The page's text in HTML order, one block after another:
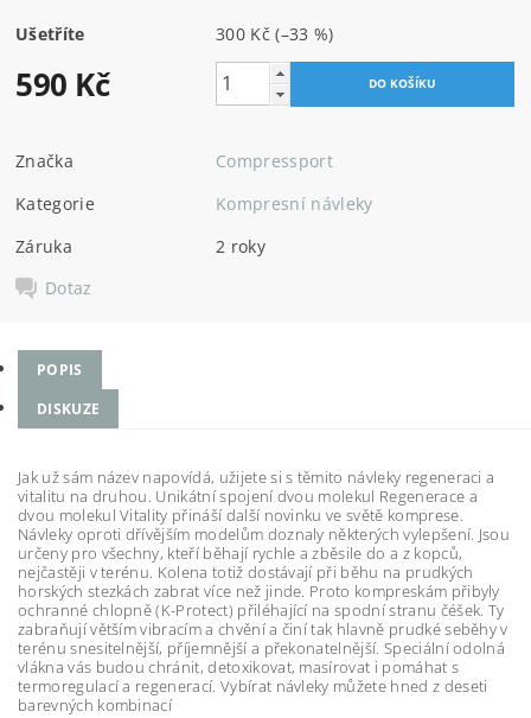
Ušetříte 300 Kč(–33 %)
590 Kč
Značka
Compressport
Kategorie
Kompresní návleky
Záruka
2 roky
Dotaz
POPIS
DISKUZE
Jak už sám název napovídá, užijete si s těmito návleky regeneraci a
vitalitu na druhou. Unikátní spojení dvou molekul Regenerace a
dvou molekul Vitality přináší další novinku ve světě komprese.
Návleky oproti dřívějším modelům doznaly některých vylepšení. Jsou
určeny pro všechny, kteří běhají rychle a zběsile do a z kopců,
nejčastěji v terénu. Kolena totiž dostávají při běhu na prudkých
horských stezkách zabrat více než jinde. Proto kompreskám přibyly
ochranné chlopně (K-Protect) přiléhající na spodní stranu čéšek. Ty
zabraňují větším vibracím a chvění a činí tak hlavně prudké seběhy v
terénu snesitelnější, příjemnější a překonatelnější. Speciální odolná
vlákna vás budou chránit, detoxikovat, masírovat i pomáhat s
termoregulací a regenerací. Vybírat návleky můžete hned z deseti
barevných kombinací